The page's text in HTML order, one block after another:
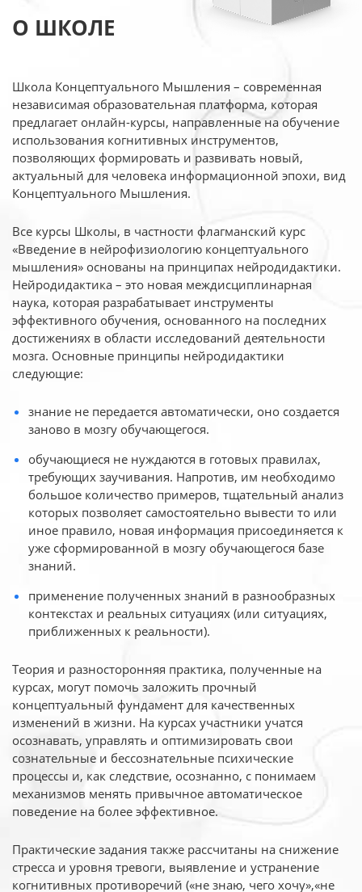
О ШКОЛЕ
Школа Концептуального Мышления – современная
независимая образовательная платформа, которая
предлагает онлайн-курсы, направленные на обучение
использования когнитивных инструментов,
позволяющих формировать и развивать новый,
актуальный для человека информационной эпохи, вид
Концептуального Мышления.
Все курсы Школы, в частности флагманский курс
«Введение в нейрофизиологию концептуального
мышления» основаны на принципах нейродидактики.
Нейродидактика – это новая междисциплинарная
наука, которая разрабатывает инструменты
эффективного обучения, основанного на последних
достижениях в области исследований деятельности
мозга. Основные принципы нейродидактики
следующие:
знание не передается автоматически, оно создается
заново в мозгу обучающегося.
обучающиеся не нуждаются в готовых правилах,
требующих заучивания. Напротив, им необходимо
большое количество примеров, тщательный анализ
которых позволяет самостоятельно вывести то или
иное правило, новая информация присоединяется к
уже сформированной в мозгу обучающегося базе
знаний.
применение полученных знаний в разнообразных
контекстах и реальных ситуациях (или ситуациях,
приближенных к реальности).
Теория и разносторонняя практика, полученные на
курсах, могут помочь заложить прочный
концептуальный фундамент для качественных
изменений в жизни. На курсах участники учатся
осознавать, управлять и оптимизировать свои
сознательные и бессознательные психические
процессы и, как следствие, осознанно, с понимаем
механизмов менять привычное автоматическое
поведение на более эффективное.
Практические задания также рассчитаны на снижение
стресса и уровня тревоги, выявление и устранение
когнитивных противоречий («не знаю, чего хочу»,«не